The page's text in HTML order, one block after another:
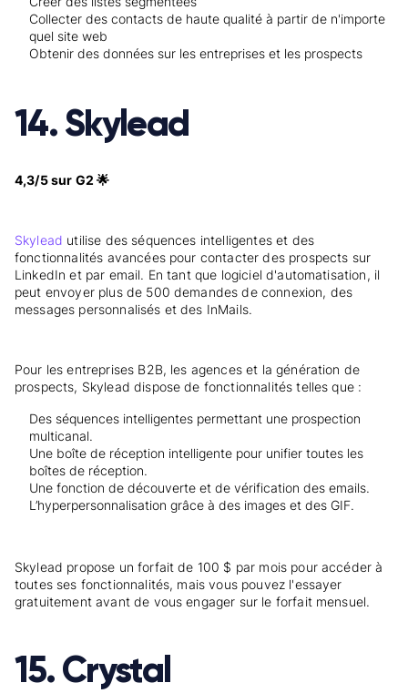
Collecter des contacts de haute qualité à partir de n'importe
quel site web
Obtenir des données sur les entreprises et les prospects
14. Skylead
4,3/5 sur G2 🌟
Skylead utilise des séquences intelligentes et des
fonctionnalités avancées pour contacter des prospects sur
LinkedIn et par email. En tant que logiciel d'automatisation, il
peut envoyer plus de 500 demandes de connexion, des
messages personnalisés et des InMails.
Pour les entreprises B2B, les agences et la génération de
prospects, Skylead dispose de fonctionnalités telles que :
Des séquences intelligentes permettant une prospection
multicanal.
Une boîte de réception intelligente pour unifier toutes les
boîtes de réception.
Une fonction de découverte et de vérification des emails.
L’hyperpersonnalisation grâce à des images et des GIF.
Skylead propose un forfait de 100 $ par mois pour accéder à
toutes ses fonctionnalités, mais vous pouvez l'essayer
gratuitement avant de vous engager sur le forfait mensuel.
15. Crystal